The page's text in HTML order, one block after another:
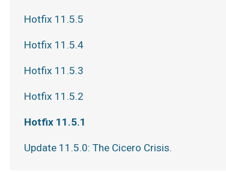
Hotfix 11.5.5
Hotfix 11.5.4
Hotfix 11.5.3
Hotfix 11.5.2
Hotfix 11.5.1
Update 11.5.0: The Cicero Crisis.